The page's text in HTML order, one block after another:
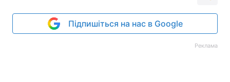
Підпишіться на нас в Google
Реклама